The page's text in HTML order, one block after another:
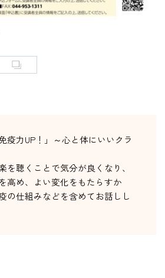
English
個人情報保護方針
疫力UP！」～心と体にいいクラ
を聴くことで気分が良くなり、
高め、よい変化をもたらすか
の仕組みなどを含めてお話しし